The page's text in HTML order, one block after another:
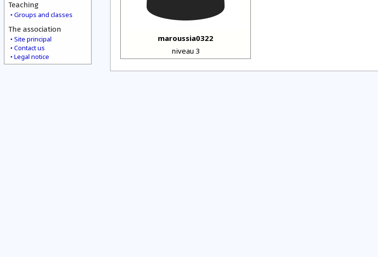
Teaching
Groups and classes
The association
Site principal
Contact us
Legal notice
maroussia0322
niveau 3